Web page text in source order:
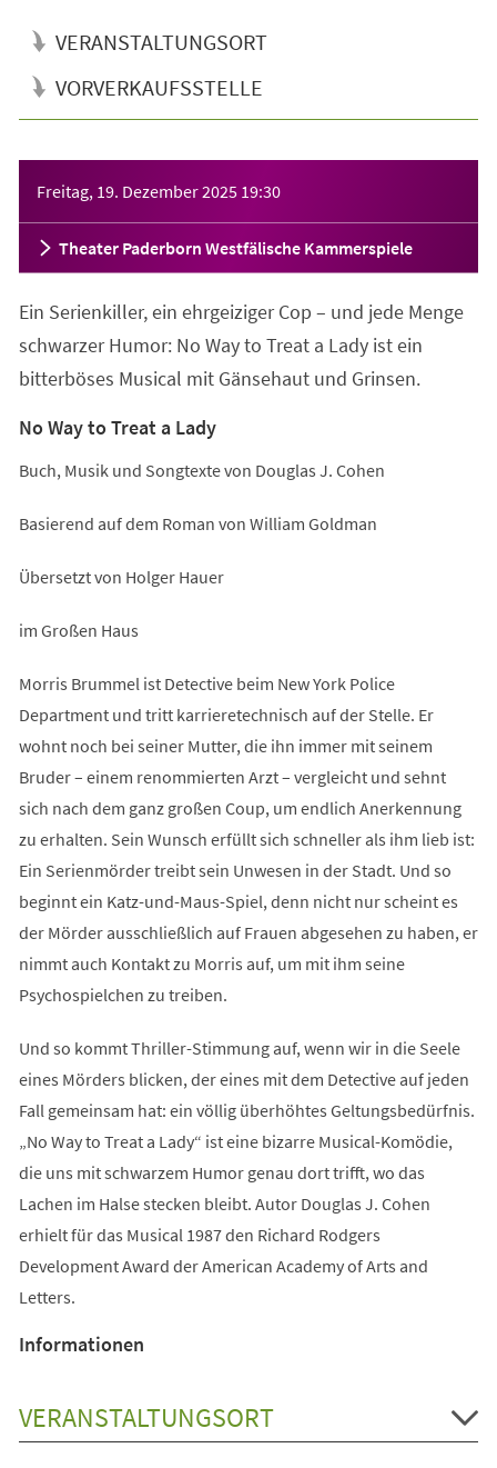
VERANSTALTUNGSORT
VORVERKAUFSSTELLE
Freitag, 19. Dezember 2025 19:30
Theater Paderborn Westfälische Kammerspiele
Ein Serienkiller, ein ehrgeiziger Cop – und jede Menge
schwarzer Humor: No Way to Treat a Lady ist ein
bitterböses Musical mit Gänsehaut und Grinsen.
No Way to Treat a Lady
Buch, Musik und Songtexte von Douglas J. Cohen
Basierend auf dem Roman von William Goldman
Übersetzt von Holger Hauer
im Großen Haus
Morris Brummel ist Detective beim New York Police
Department und tritt karrieretechnisch auf der Stelle. Er
wohnt noch bei seiner Mutter, die ihn immer mit seinem
Bruder – einem renommierten Arzt – vergleicht und sehnt
sich nach dem ganz großen Coup, um endlich Anerkennung
zu erhalten. Sein Wunsch erfüllt sich schneller als ihm lieb ist:
Ein Serienmörder treibt sein Unwesen in der Stadt. Und so
beginnt ein Katz-und-Maus-Spiel, denn nicht nur scheint es
der Mörder ausschließlich auf Frauen abgesehen zu haben, er
nimmt auch Kontakt zu Morris auf, um mit ihm seine
Psychospielchen zu treiben.
Und so kommt Thriller-Stimmung auf, wenn wir in die Seele
eines Mörders blicken, der eines mit dem Detective auf jeden
Fall gemeinsam hat: ein völlig überhöhtes Geltungsbedürfnis.
„No Way to Treat a Lady“ ist eine bizarre Musical-Komödie,
die uns mit schwarzem Humor genau dort trifft, wo das
Lachen im Halse stecken bleibt. Autor Douglas J. Cohen
erhielt für das Musical 1987 den Richard Rodgers
Development Award der American Academy of Arts and
Letters.
Informationen
VERANSTALTUNGSORT